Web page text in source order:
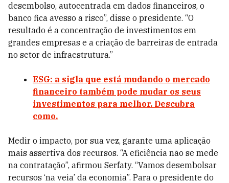
desembolso, autocentrada em dados financeiros, o
banco fica avesso a risco”, disse o presidente. “O
resultado é a concentração de investimentos em
grandes empresas e a criação de barreiras de entrada
no setor de infraestrutura.”
ESG: a sigla que está mudando o mercado
financeiro também pode mudar os seus
investimentos para melhor. Descubra
como.
Medir o impacto, por sua vez, garante uma aplicação
mais assertiva dos recursos. “A eficiência não se mede
na contratação”, afirmou Serfaty. “Vamos desembolsar
recursos ‘na veia’ da economia”. Para o presidente do